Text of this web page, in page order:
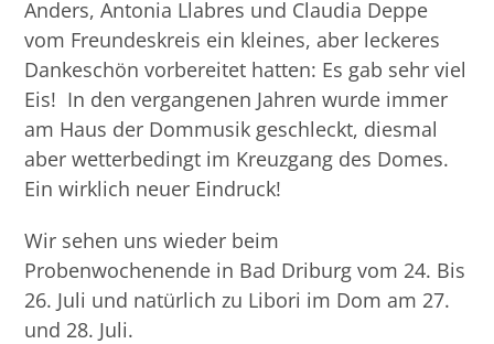
Anders, Antonia Llabres und Claudia Deppe
vom Freundeskreis ein kleines, aber leckeres
Dankeschön vorbereitet hatten: Es gab sehr viel
Eis! In den vergangenen Jahren wurde immer
am Haus der Dommusik geschleckt, diesmal
aber wetterbedingt im Kreuzgang des Domes.
Ein wirklich neuer Eindruck!
Wir sehen uns wieder beim
Probenwochenende in Bad Driburg vom 24. Bis
26. Juli und natürlich zu Libori im Dom am 27.
und 28. Juli.